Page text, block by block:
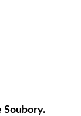
Soubory.